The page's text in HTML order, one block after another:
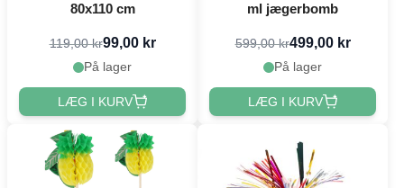
80x110 cm
119,00 kr99,00 kr
På lager
LÆG I KURV
ml jægerbomb
599,00 kr499,00 kr
På lager
LÆG I KURV